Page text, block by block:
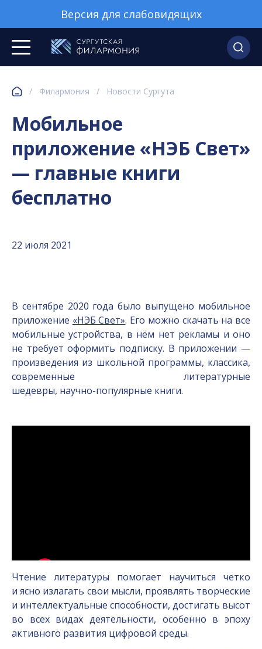
Версия для слабовидящих
/ Филармония / Новости Сургута
Мобильное
приложение «НЭБ Свет»
— главные книги
бесплатно
22 июля 2021
В сентябре 2020 года было выпущено мобильное
приложение «НЭБ Свет». Его можно скачать на все
мобильные устройства, в нём нет рекламы и оно
не требует оформить подписку. В приложении —
произведения из школьной программы, классика,
современные литературные
шедевры, научно-популярные книги.
Чтение литературы помогает научиться четко
и ясно излагать свои мысли, проявлять творческие
и интеллектуальные способности, достигать высот
во всех видах деятельности, особенно в эпоху
активного развития цифровой среды.